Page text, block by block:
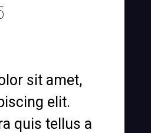
sit amet,
elit.
quis tellus a